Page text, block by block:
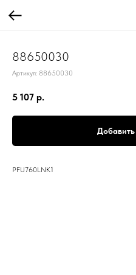
88650030
Артикул: 88650030
5 107 р.
PFU760LNK1